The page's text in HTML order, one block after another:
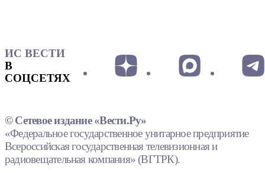
ИС ВЕСТИ
В
СОЦСЕТЯХ
© Сетевое издание «Вести.Ру»
«Федеральное государственное унитарное предприятие
Всероссийская государственная телевизионная и
радиовещательная компания» (ВГТРК).